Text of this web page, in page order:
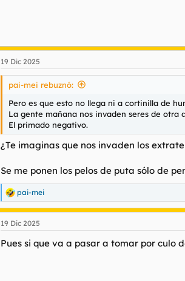
19 Dic 2025
pai-mei rebuznó:
Pero es que esto no llega ni a cortinilla de
La gente mañana nos invaden seres de otra
El primado negativo.
¿Te imaginas que nos invaden los
Se me ponen los pelos de puta sólo de
R
e
a
c
i
pai-mei
19 Dic 2025
Pues si que va a pasar a tomar por culo